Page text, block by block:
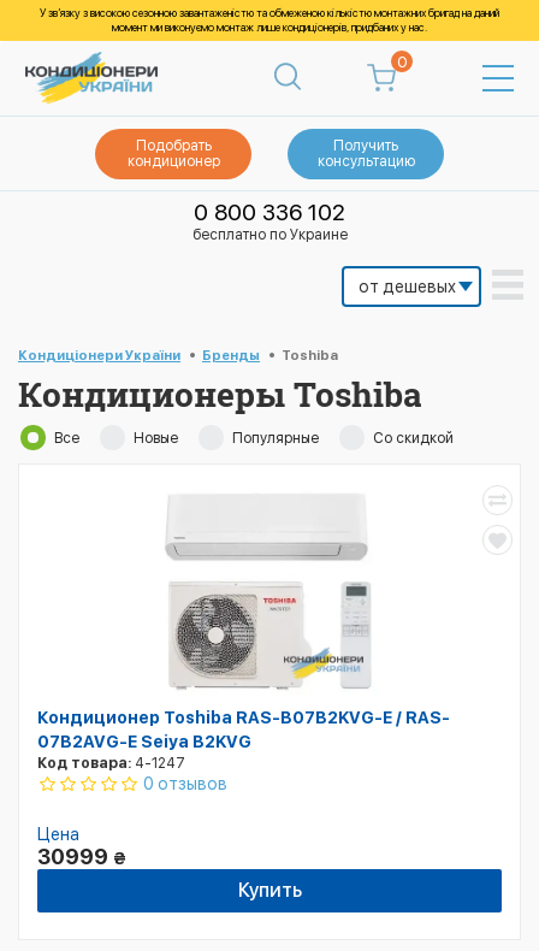
У зв’язку з високою сезонною завантаженістю та обмеженою кількістю монтажних бригад на даний
момент ми виконуємо монтаж лише кондиціонерів, придбаних у нас.
0
Подобрать
кондиционер
Получить
консультацию
0 800 336 102
бесплатно по Украине
Кондиціонери України Бренды Toshiba
Кондиционеры Toshiba
Все Новые Популярные Со скидкой
Кондиционер Toshiba RAS-B07B2KVG-E / RAS-
07B2AVG-E Seiya B2KVG
Код товара: 4-1247
0 отзывов
Цена
30999 ₴
Купить